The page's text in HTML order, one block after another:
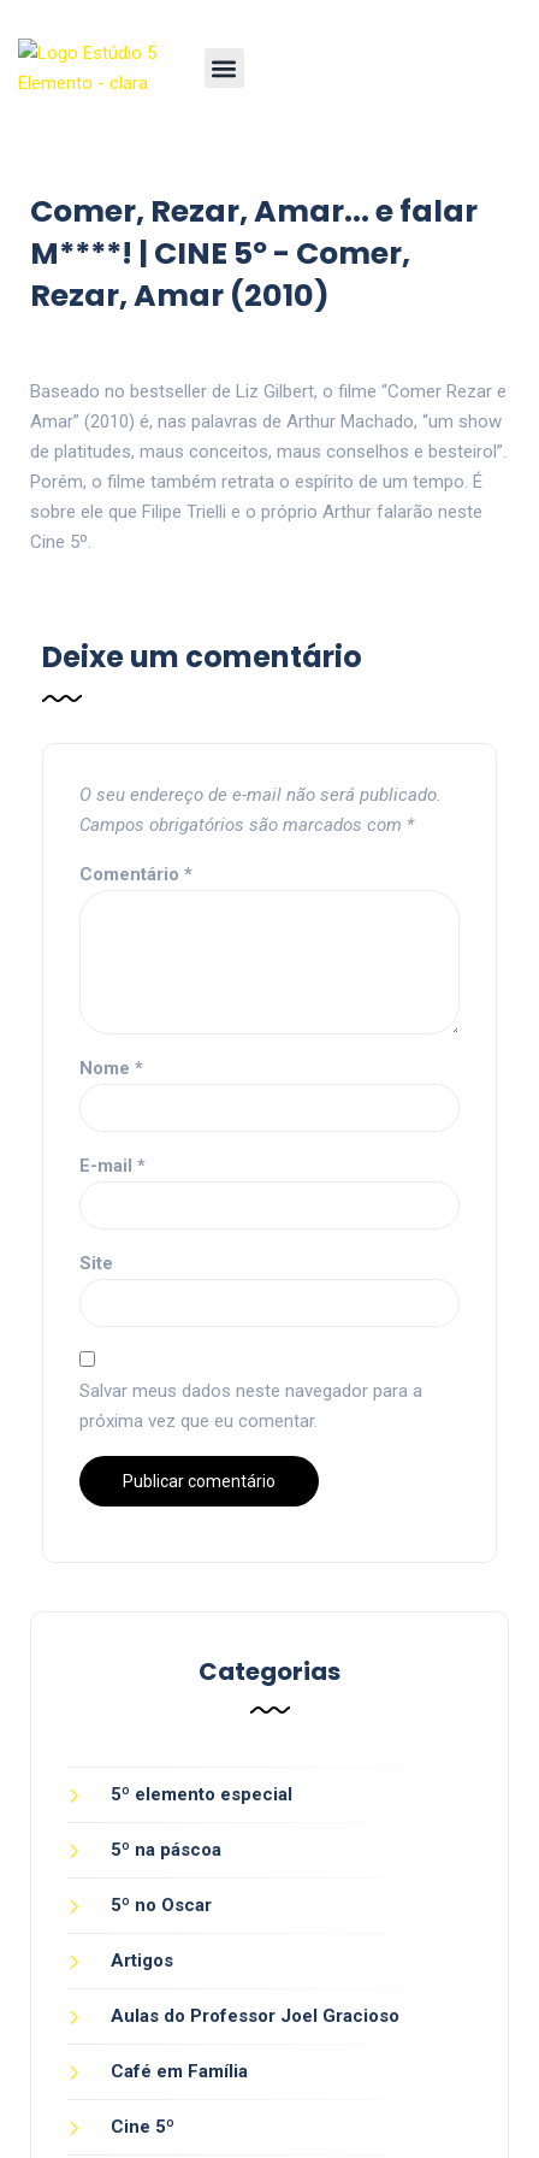
Comer, Rezar, Amar... e falar
M****! | CINE 5º - Comer,
Rezar, Amar (2010)
Baseado no bestseller de Liz Gilbert, o filme “Comer Rezar e
Amar” (2010) é, nas palavras de Arthur Machado, “um show
de platitudes, maus conceitos, maus conselhos e besteirol”.
Porém, o filme também retrata o espírito de um tempo. É
sobre ele que Filipe Trielli e o próprio Arthur falarão neste
Cine 5º.
Deixe um comentário
O seu endereço de e-mail não será publicado.
Campos obrigatórios são marcados com *
Comentário *
Nome *
E-mail *
Site
Salvar meus dados neste navegador para a
próxima vez que eu comentar.
Categorias
5º elemento especial
5º na páscoa
5º no Oscar
Artigos
Aulas do Professor Joel Gracioso
Café em Família
Cine 5º